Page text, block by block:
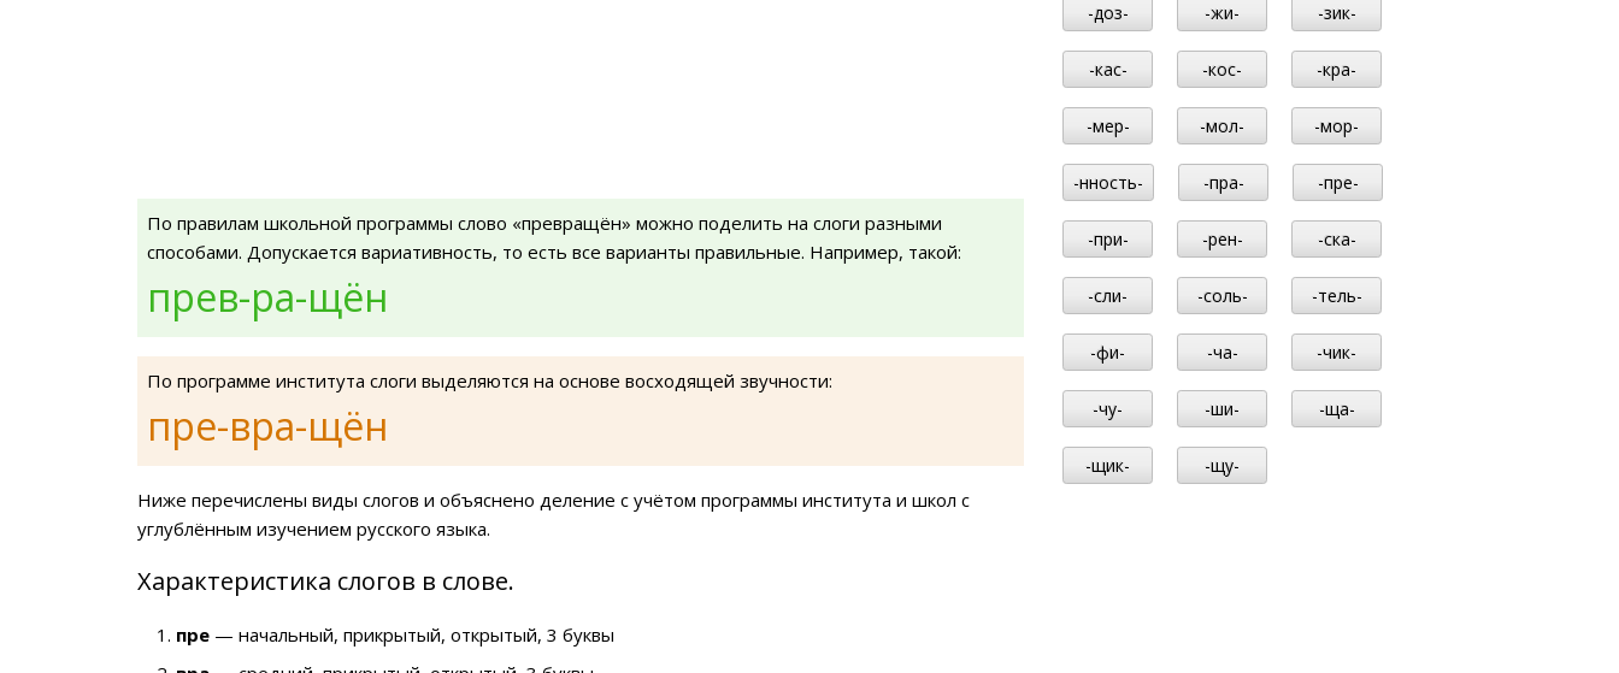
По правилам школьной программы слово «превращён» можно поделить на слоги разными
способами. Допускается вариативность, то есть все варианты правильные. Например, такой:
прев-ра-щён
По программе института слоги выделяются на основе восходящей звучности:
пре-вра-щён
Ниже перечислены виды слогов и объяснено деление с учётом программы института и школ с
углублённым изучением русского языка.
Характеристика слогов в слове.
пре — начальный, прикрытый, открытый, 3 буквы
-доз- -жи- -зик-
-кас- -кос- -кра-
-мер- -мол- -мор-
-нность- -пра- -пре-
-при- -рен- -ска-
-сли- -соль- -тель-
-фи- -ча- -чик-
-чу- -ши- -ща-
-щик- -щу-